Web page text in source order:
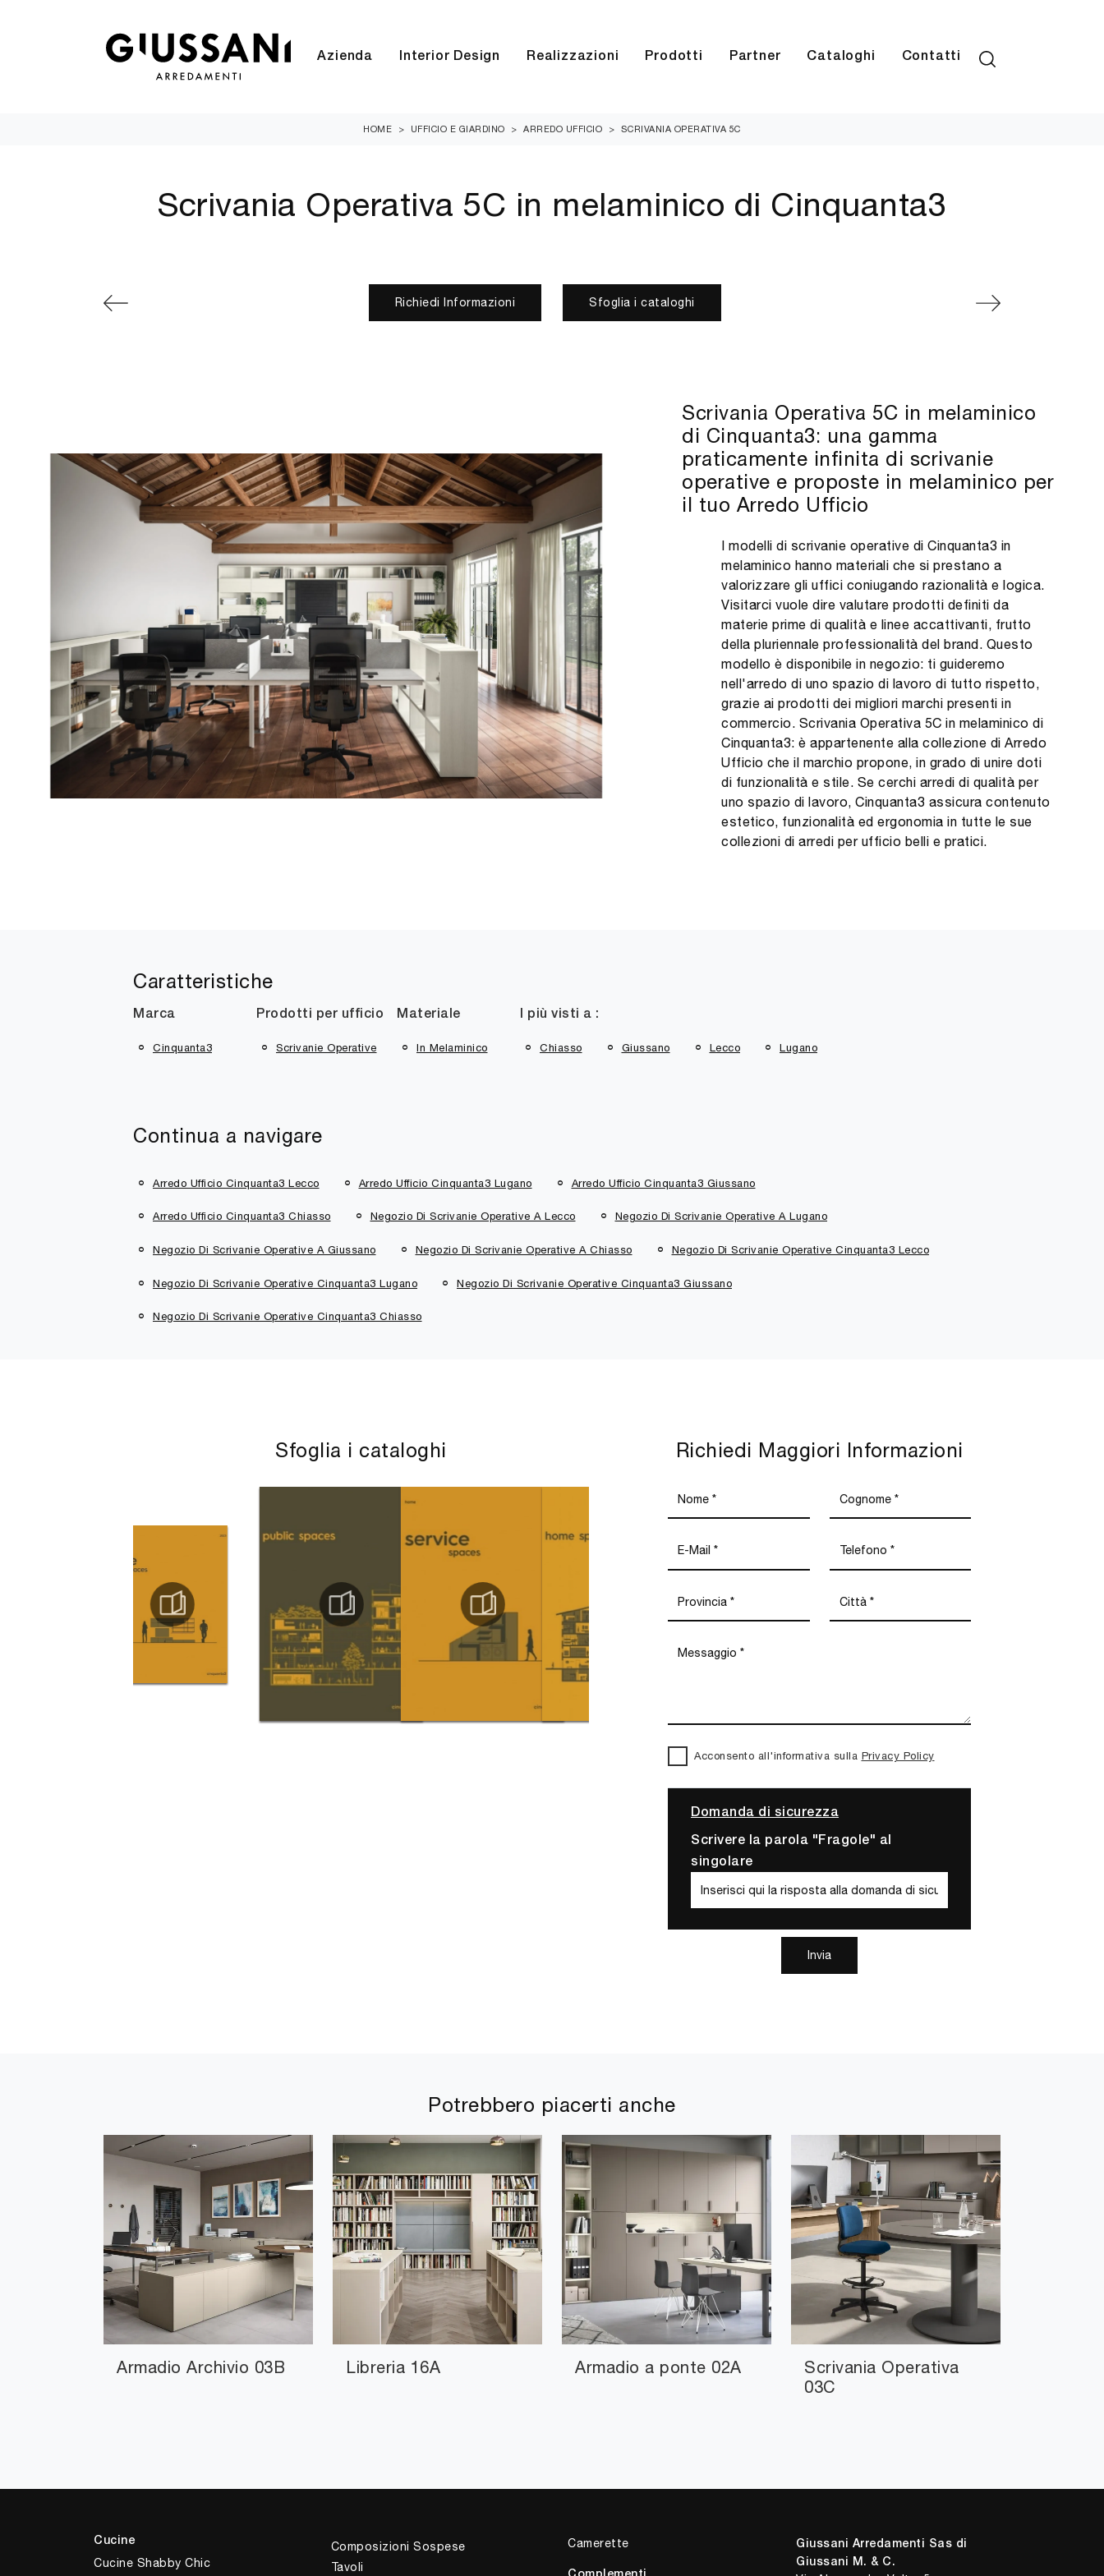
Azienda Interior Design Realizzazioni Prodotti Partner Cataloghi Contatti
HOME > UFFICIO E GIARDINO > ARREDO UFFICIO > SCRIVANIA OPERATIVA 5C
Scrivania Operativa 5C in melaminico di Cinquanta3
Richiedi Informazioni Sfoglia i cataloghi
Scrivania Operativa 5C in melaminico
di Cinquanta3: una gamma
praticamente infinita di scrivanie
operative e proposte in melaminico per
il tuo Arredo Ufficio
I modelli di scrivanie operative di Cinquanta3 in
melaminico hanno materiali che si prestano a
valorizzare gli uffici coniugando razionalità e logica.
Visitarci vuole dire valutare prodotti definiti da
materie prime di qualità e linee accattivanti, frutto
della pluriennale professionalità del brand. Questo
modello è disponibile in negozio: ti guideremo
nell'arredo di uno spazio di lavoro di tutto rispetto,
grazie ai prodotti dei migliori marchi presenti in
commercio. Scrivania Operativa 5C in melaminico di
Cinquanta3: è appartenente alla collezione di Arredo
Ufficio che il marchio propone, in grado di unire doti
di funzionalità e stile. Se cerchi arredi di qualità per
uno spazio di lavoro, Cinquanta3 assicura contenuto
estetico, funzionalità ed ergonomia in tutte le sue
collezioni di arredi per ufficio belli e pratici.
Caratteristiche
Marca
Cinquanta3
Prodotti per ufficio
Scrivanie Operative
Materiale
In Melaminico
I più visti a :
Chiasso Giussano Lecco Lugano
Continua a navigare
Arredo Ufficio Cinquanta3 Lecco Arredo Ufficio Cinquanta3 Lugano Arredo Ufficio Cinquanta3 Giussano
Arredo Ufficio Cinquanta3 Chiasso Negozio Di Scrivanie Operative A Lecco Negozio Di Scrivanie Operative A Lugano
Negozio Di Scrivanie Operative A Giussano Negozio Di Scrivanie Operative A Chiasso Negozio Di Scrivanie Operative Cinquanta3 Lecco
Negozio Di Scrivanie Operative Cinquanta3 Lugano Negozio Di Scrivanie Operative Cinquanta3 Giussano
Negozio Di Scrivanie Operative Cinquanta3 Chiasso
Sfoglia i cataloghi Richiedi Maggiori Informazioni
Acconsento all'informativa sulla Privacy Policy
Domanda di sicurezza
Scrivere la parola "Fragole" al
singolare
Invia
Potrebbero piacerti anche
Armadio Archivio 03B Libreria 16A Armadio a ponte 02A
Scrivania Operativa
03C
Cucine
Cucine Shabby Chic
Composizioni Sospese
Tavoli
Camerette
Giussani Arredamenti Sas di
Giussani M. & C.